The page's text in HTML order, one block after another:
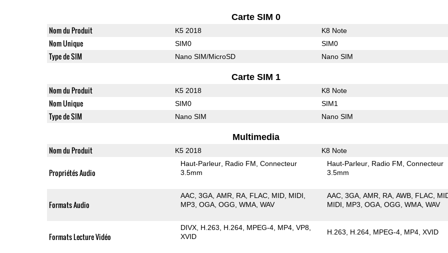
Carte SIM 0
Nom du Produit K5 2018 K8 Note
Nom Unique SIM0 SIM0
Type de SIM Nano SIM/MicroSD Nano SIM
Carte SIM 1
Nom du Produit K5 2018 K8 Note
Nom Unique SIM0 SIM1
Type de SIM Nano SIM Nano SIM
Multimedia
Nom du Produit K5 2018 K8 Note
Propriétés Audio
Haut-Parleur Radio FM Connecteur
3.5mm
Haut-Parleur Radio FM Connecteur
3.5mm
Formats Audio
AAC 3GA AMR RA FLAC MID MIDI
MP3 OGA OGG WMA WAV
AAC 3GA AMR RA AWB FLAC
MIDI
MP3 OGA OGG WMA WAV
Formats Lecture Vidéo
DIVX H.263 H.264 MPEG-4 MP4 VP8
XVID
H.263 H.264 MPEG-4 MP4 XVID